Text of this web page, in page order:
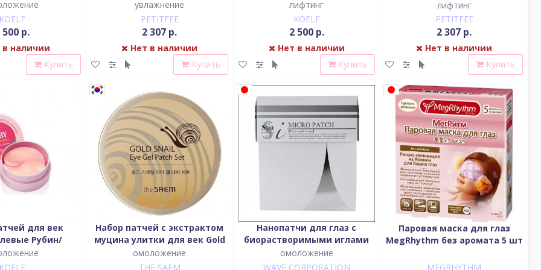
Shea Butter
Patch, 60 шт
KOELF
500 р.
в наличии
Купить
Hydrogel Eye Patch, 60 шт
увлажнение
PETITFEE
2 307 р.
Нет в наличии
Купить
Маточное Молочко Royal Jelly
Hydrogel Eye Patch, 60 шт
лифтинг
KOELF
2 500 р.
Нет в наличии
Купить
Улитка Gold/Snail Hydrogel
Eye Patch, 60 шт
лифтинг
PETITFEE
2 307 р.
Нет в наличии
Купить
для век
Рубин/
Роза Bulgarian
Eye Patch, 60
KOELF
Набор патчей с экстрактом
муцина улитки для век Gold
Snail Eye Gel Patch Set
омоложение
THE SAEM
Нанопатчи для глаз с
биорастворимыми иглами
гиалуроновой кислоты
омоложение
WAVE CORPORATION
Паровая маска для глаз
MegRhythm без аромата 5 шт
MEGRHYTHM